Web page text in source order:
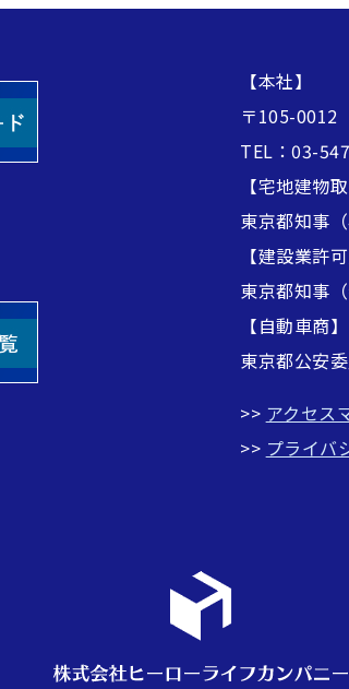
【本社】
〒105-0012
TEL：03-
【宅地建物
東京都知事
【建設業許可
東京都知事
【自動車商】
東京都公安
>> アクセス
>> プライバ